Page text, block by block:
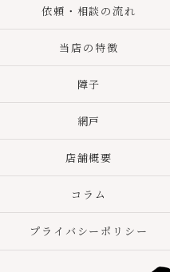
依頼・相談の流れ
当店の特徴
障子
網戸
店舗概要
コラム
プライバシーポリシー